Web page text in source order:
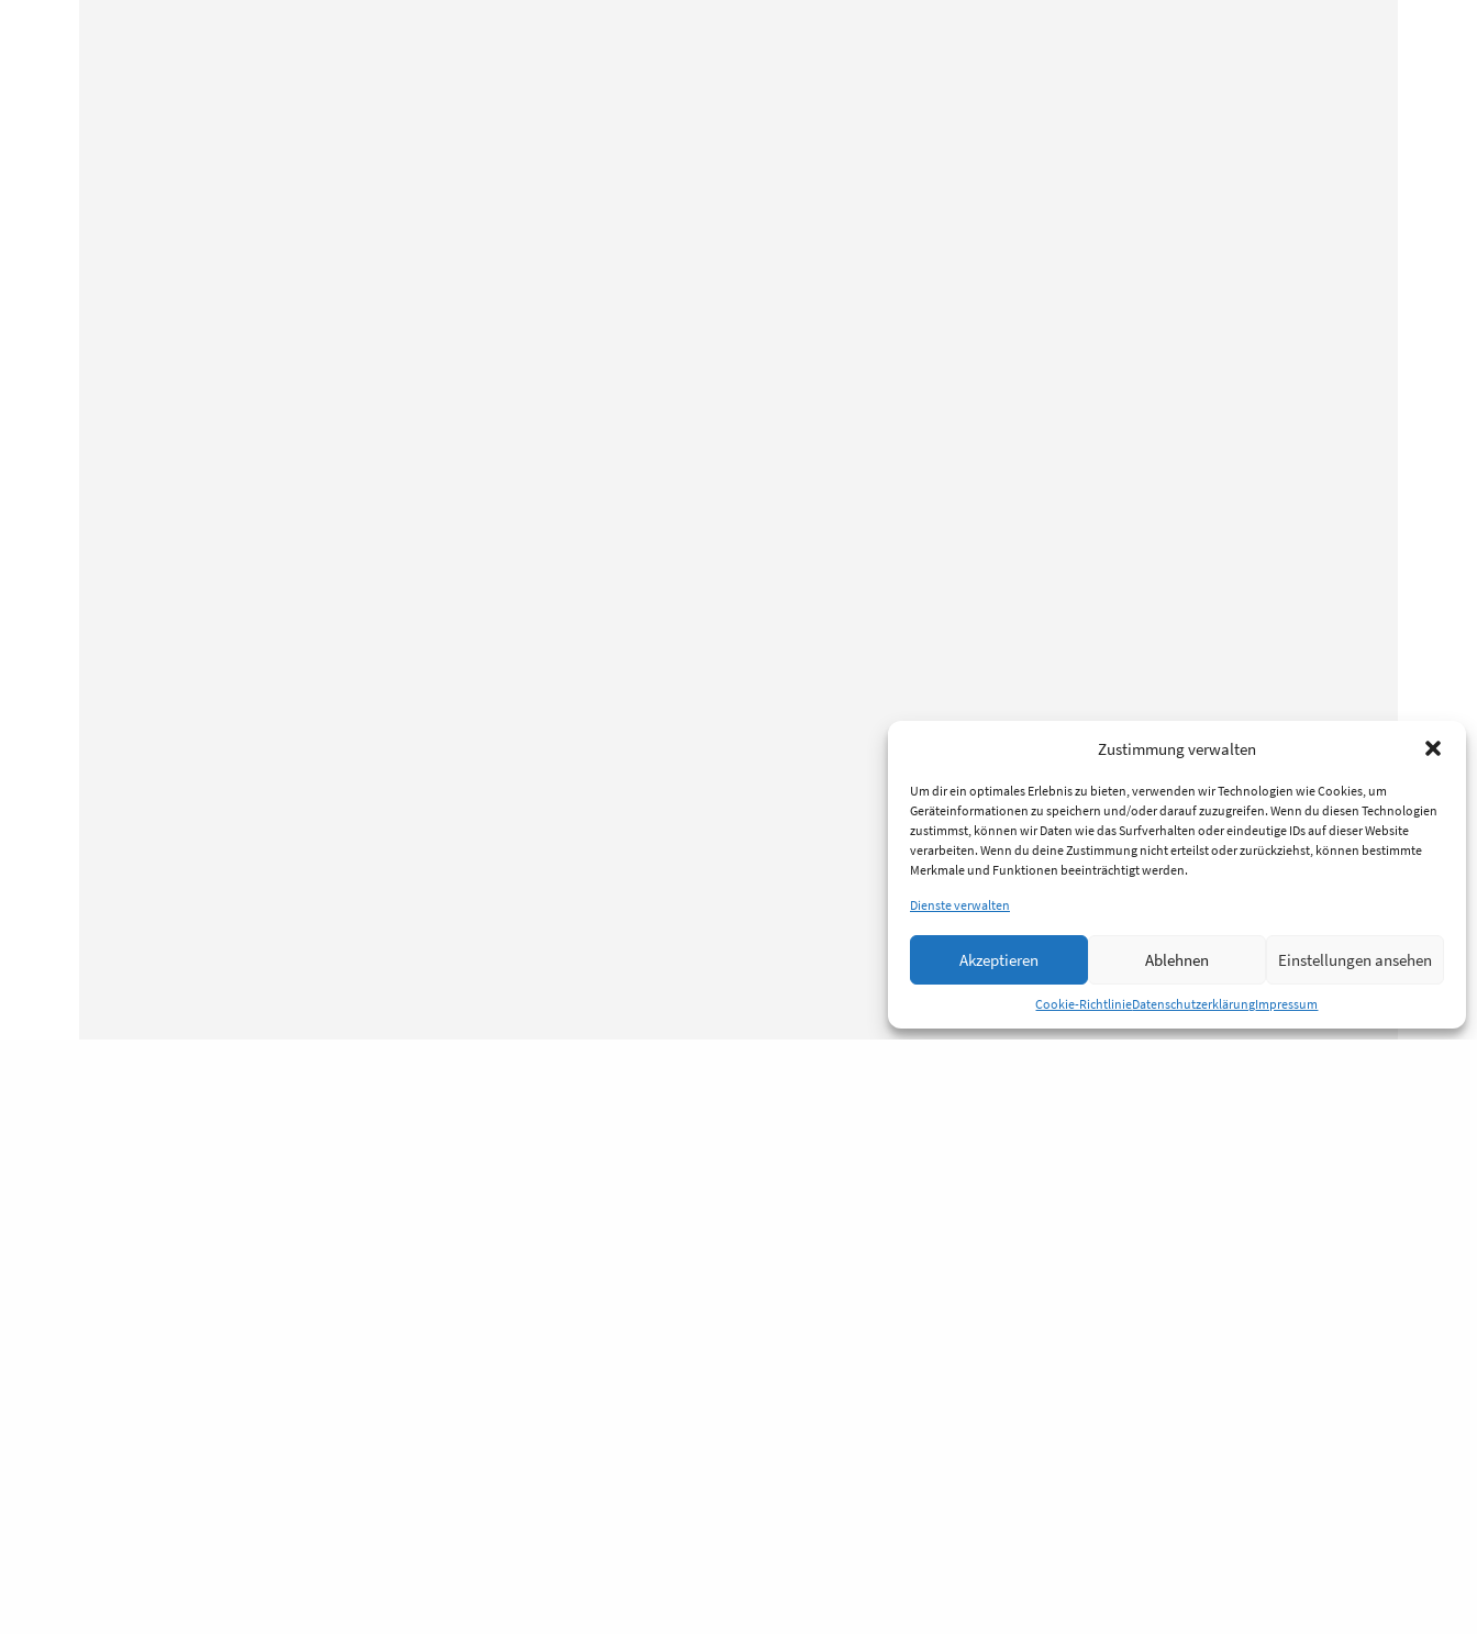
Zustimmung verwalten
Um dir ein optimales Erlebnis zu bieten, verwenden wir Technologien wie Cookies, um
Geräteinformationen zu speichern und/oder darauf zuzugreifen. Wenn du diesen Technologien
zustimmst, können wir Daten wie das Surfverhalten oder eindeutige IDs auf dieser Website
verarbeiten. Wenn du deine Zustimmung nicht erteilst oder zurückziehst, können bestimmte
Merkmale und Funktionen beeinträchtigt werden.
Dienste verwalten
Akzeptieren Ablehnen Einstellungen ansehen
Cookie-RichtlinieDatenschutzerklärungImpressum